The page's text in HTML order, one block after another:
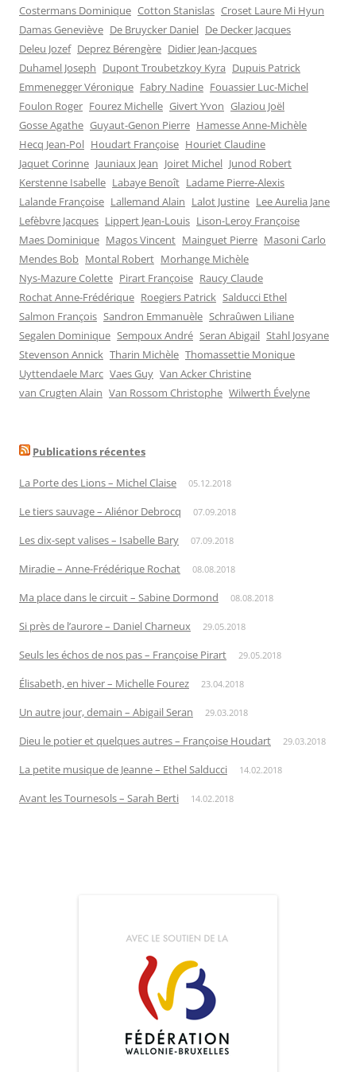
Costermans Dominique Cotton Stanislas Croset Laure Mi Hyun
Damas Geneviève De Bruycker Daniel De Decker Jacques
Deleu Jozef Deprez Bérengère Didier Jean-Jacques
Duhamel Joseph Dupont Troubetzkoy Kyra Dupuis Patrick
Emmenegger Véronique Fabry Nadine Fouassier Luc-Michel
Foulon Roger Fourez Michelle Givert Yvon Glaziou Joël
Gosse Agathe Guyaut-Genon Pierre Hamesse Anne-Michèle
Hecq Jean-Pol Houdart Françoise Houriet Claudine
Jaquet Corinne Jauniaux Jean Joiret Michel Junod Robert
Kerstenne Isabelle Labaye Benoît Ladame Pierre-Alexis
Lalande Françoise Lallemand Alain Lalot Justine Lee Aurelia Jane
Lefèbvre Jacques Lippert Jean-Louis Lison-Leroy Françoise
Maes Dominique Magos Vincent Mainguet Pierre Masoni Carlo
Mendes Bob Montal Robert Morhange Michèle
Nys-Mazure Colette Pirart Françoise Raucy Claude
Rochat Anne-Frédérique Roegiers Patrick Salducci Ethel
Salmon François Sandron Emmanuèle Schraûwen Liliane
Segalen Dominique Sempoux André Seran Abigail Stahl Josyane
Stevenson Annick Tharin Michèle Thomassettie Monique
Uyttendaele Marc Vaes Guy Van Acker Christine
van Crugten Alain Van Rossom Christophe Wilwerth Évelyne
Publications récentes
La Porte des Lions – Michel Claise 05.12.2018
Le tiers sauvage – Aliénor Debrocq 07.09.2018
Les dix-sept valises – Isabelle Bary 07.09.2018
Miradie – Anne-Frédérique Rochat 08.08.2018
Ma place dans le circuit – Sabine Dormond 08.08.2018
Si près de l’aurore – Daniel Charneux 29.05.2018
Seuls les échos de nos pas – Françoise Pirart 29.05.2018
Élisabeth, en hiver – Michelle Fourez 23.04.2018
Un autre jour, demain – Abigail Seran 29.03.2018
Dieu le potier et quelques autres – Françoise Houdart 29.03.2018
La petite musique de Jeanne – Ethel Salducci 14.02.2018
Avant les Tournesols – Sarah Berti 14.02.2018